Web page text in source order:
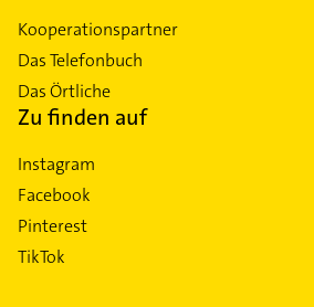
Kooperationspartner
Das Telefonbuch
Das Örtliche
Zu finden auf
Instagram
Facebook
Pinterest
TikTok